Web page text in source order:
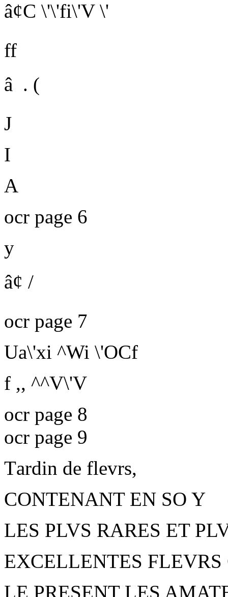
â¢C \'\'fi\'V \'
ff
â . (
J
I
A
ocr page 6
y
â¢ /
ocr page 7
Ua\'xi ^Wi \'OCf
f ,, ^^V\'V
ocr page 8
ocr page 9
Tardin de flevrs,
CONTENANT EN SO Y
LES PLVS RARES ET
EXCELLENTES FLEVRS
LE PRESENT LES